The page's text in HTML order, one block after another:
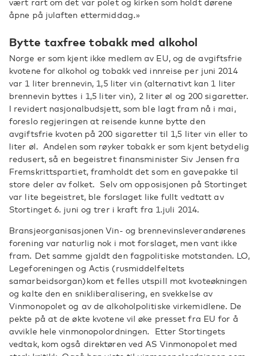
åpne på julaften ettermiddag.»
Bytte taxfree tobakk med alkohol
Norge er som kjent ikke medlem av EU, og de avgiftsfrie
kvotene for alkohol og tobakk ved innreise per juni 2014
var 1 liter brennevin, 1,5 liter vin (alternativt kan 1 liter
brennevin byttes i 1,5 liter vin), 2 liter øl og 200 sigaretter.
I revidert nasjonalbudsjett, som ble lagt fram nå i mai,
foreslo regjeringen at reisende kunne bytte den
avgiftsfrie kvoten på 200 sigaretter til 1,5 liter vin eller to
liter øl. Andelen som røyker tobakk er som kjent betydelig
redusert, så en begeistret finansminister Siv Jensen fra
Fremskrittspartiet, framholdt det som en gavepakke til
store deler av folket. Selv om opposisjonen på Stortinget
var lite begeistret, ble forslaget like fullt vedtatt av
Stortinget 6. juni og trer i kraft fra 1.juli 2014.
Bransjeorganisasjonen Vin- og brennevinsleverandørenes
forening var naturlig nok i mot forslaget, men vant ikke
fram. Det samme gjaldt den fagpolitiske motstanden. LO,
Legeforeningen og Actis (rusmiddelfeltets
samarbeidsorgan)kom et felles utspill mot kvoteøkningen
og kalte den en snikliberalisering, en svekkelse av
Vinmonopolet og av de alkoholpolitiske virkemidlene. De
pekte på at de økte kvotene vil øke presset fra EU for å
avvikle hele vinmonopolordningen. Etter Stortingets
vedtak, kom også direktøren ved AS Vinmonopolet med